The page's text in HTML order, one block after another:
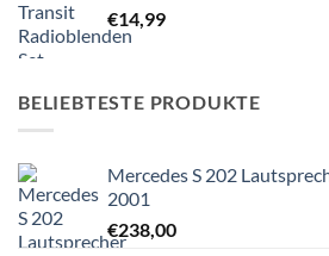
€14,99
BELIEBTESTE PRODUKTE
Mercedes S 202
2001
€238,00